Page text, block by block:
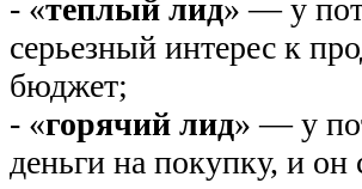
- «теплый лид» — у
серьезный интерес к
бюджет;
- «горячий лид» — у
деньги на покупку, и